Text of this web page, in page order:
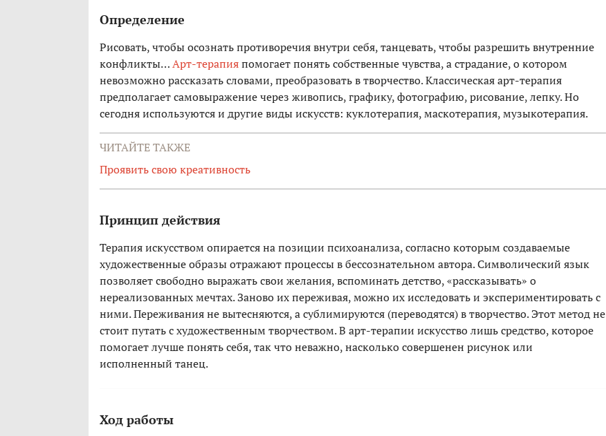
Определение
Рисовать, чтобы осознать противоречия внутри себя, танцевать, чтобы разрешить внутренние
конфликты…Арт-терапияпомогает понять собственные чувства, а страдание, о котором
невозможно рассказать словами, преобразовать в творчество. Классическая арт-терапия
предполагает самовыражение через живопись, графику, фотографию, рисование, лепку. Но
сегодня используются и другие виды искусств: куклотерапия, маскотерапия, музыкотерапия.
ЧИТАЙТЕ ТАКЖЕ
Проявить свою креативность
Принцип действия
Терапия искусством опирается на позиции психоанализа, согласно которым создаваемые
художественные образы отражают процессы в бессознательном автора. Символический язык
позволяет свободно выражать свои желания, вспоминать детство, «рассказывать» о
нереализованных мечтах. Заново их переживая, можно их исследовать и экспериментировать с
ними. Переживания не вытесняются, а сублимируются (переводятся) в творчество. Этот метод не
стоит путать с художественным творчеством. В арт-терапии искусство лишь средство, которое
помогает лучше понять себя, так что неважно, насколько совершенен рисунок или
исполненный танец.
Ход работы